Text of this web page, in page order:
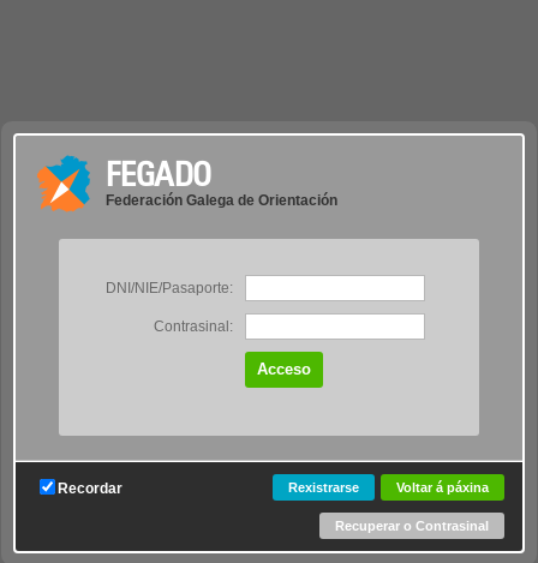
FEGADO
Federación Galega de Orientación
DNI/NIE/Pasaporte:
Contrasinal:
Recordar Voltar á páxina
Rexistrarse
Recuperar o Contrasinal